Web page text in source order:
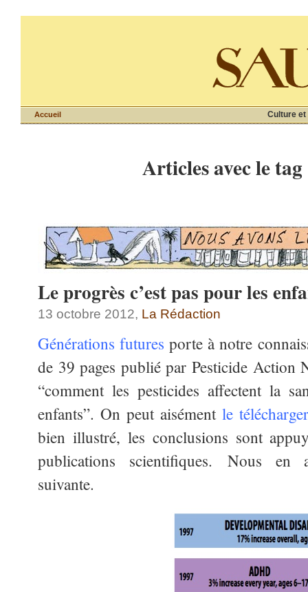
Culture et
Accueil
Articles avec le tag
Le progrès c’est pas pour les
13 octobre 2012, La Rédaction
Générations futures porte à notre
de 39 pages publié par Pesticide
“comment les pesticides affectent la
enfants”. On peut aisément le
bien illustré, les conclusions sont
publications scientifiques. Nous en
suivante.